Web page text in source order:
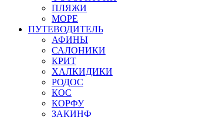
ПЛЯЖИ
МОРЕ
ПУТЕВОДИТЕЛЬ
АФИНЫ
САЛОНИКИ
КРИТ
ХАЛКИДИКИ
РОДОС
КОС
КОРФУ
ЗАКИНФ